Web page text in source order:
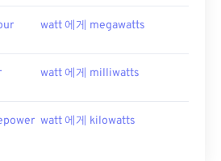
watt 에게 megawatts
watt 에게 milliwatts
watt 에게 kilowatts